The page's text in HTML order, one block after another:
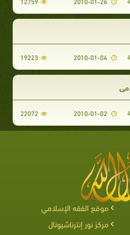
19223
22072
موقع الفقه الإسلامي
مركز نور إنترناشيونال